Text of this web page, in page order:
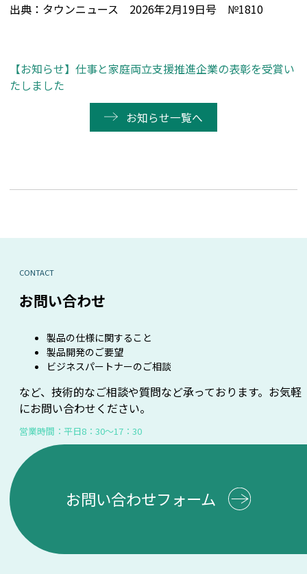
出典：タウンニュース 2026年2月19日号 №1810
【お知らせ】仕事と家庭両立支援推進企業の表彰を受賞い
たしました
お知らせ一覧へ
CONTACT
お問い合わせ
製品の仕様に関すること
製品開発のご要望
ビジネスパートナーのご相談
など、技術的なご相談や質問など承っております。お気軽
にお問い合わせください。
営業時間：平日8：30～17：30
お問い合わせフォーム